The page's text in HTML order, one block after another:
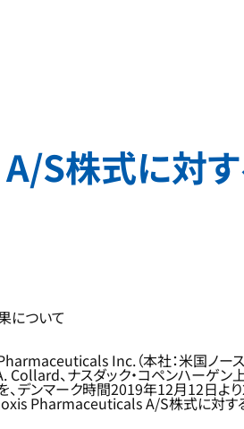
株式に対す
について
Inc.（本社：米国ノ
、ナスダック・コペンハーゲ
デンマーク時間2019年12月12日よ
Pharmaceuticals A/S株式に対